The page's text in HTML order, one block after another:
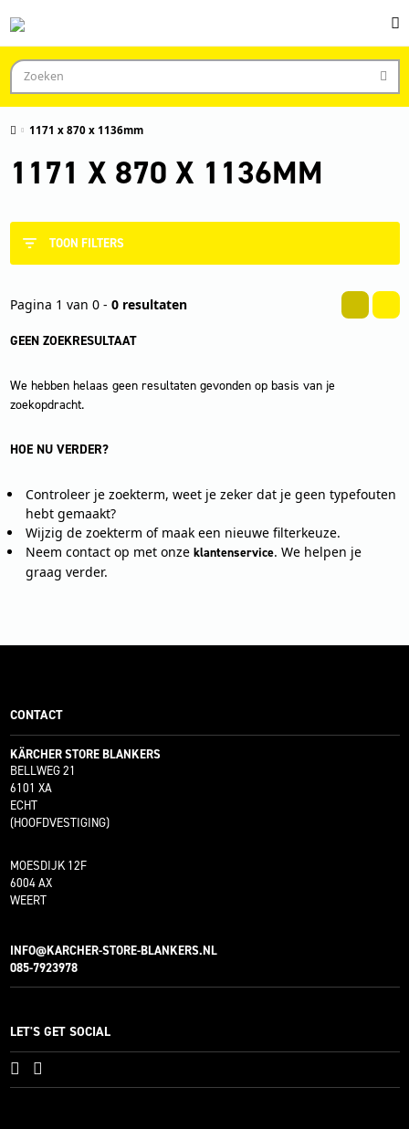
1171 x 870 x 1136mm
1171 X 870 X 1136MM
TOON FILTERS
Pagina 1 van 0 - 0 resultaten
GEEN ZOEKRESULTAAT
We hebben helaas geen resultaten gevonden op basis van je
zoekopdracht.
HOE NU VERDER?
Controleer je zoekterm, weet je zeker dat je geen typefouten
hebt gemaakt?
Wijzig de zoekterm of maak een nieuwe filterkeuze.
Neem contact op met onze klantenservice. We helpen je
graag verder.
CONTACT
KÄRCHER STORE BLANKERS
BELLWEG 21
6101 XA
ECHT
(HOOFDVESTIGING)
MOESDIJK 12F
6004 AX
WEERT
INFO@KARCHER-STORE-BLANKERS.NL
085-7923978
LET'S GET SOCIAL